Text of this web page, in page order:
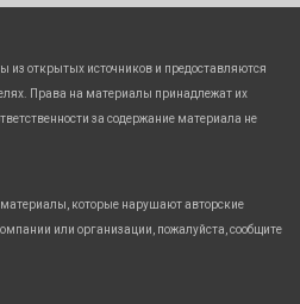
из открытых источников и предоставляются
Права на материалы принадлежат их
за содержание материала не
которые нарушают авторские
или организации, пожалуйста, сообщите